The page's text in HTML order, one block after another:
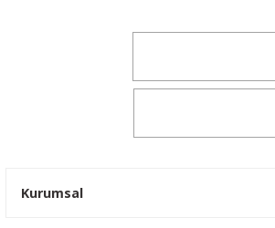
Kurumsal